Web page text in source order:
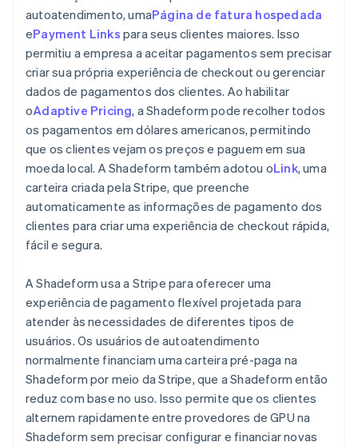
autoatendimento, umaPágina de fatura hospedada
ePayment Links para seus clientes maiores. Isso
permitiu a empresa a aceitar pagamentos sem precisar
criar sua própria experiência de checkout ou gerenciar
dados de pagamentos dos clientes. Ao habilitar
oAdaptive Pricing, a Shadeform pode recolher todos
os pagamentos em dólares americanos, permitindo
que os clientes vejam os preços e paguem em sua
moeda local. A Shadeform também adotou oLink, uma
carteira criada pela Stripe, que preenche
automaticamente as informações de pagamento dos
clientes para criar uma experiência de checkout rápida,
fácil e segura.
A Shadeform usa a Stripe para oferecer uma
experiência de pagamento flexível projetada para
atender às necessidades de diferentes tipos de
usuários. Os usuários de autoatendimento
normalmente financiam uma carteira pré-paga na
Shadeform por meio da Stripe, que a Shadeform então
reduz com base no uso. Isso permite que os clientes
alternem rapidamente entre provedores de GPU na
Shadeform sem precisar configurar e financiar novas